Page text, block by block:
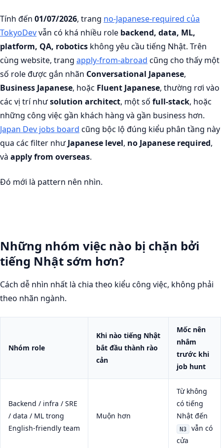
Tính đến 01/07/2026, trang no-Japanese-required của
TokyoDevvẫn có khá nhiều role backend, data, ML,
platform, QA, robotics không yêu cầu tiếng Nhật. Trên
cùng website, trang apply-from-abroad cũng cho thấy một
số role được gắn nhãn Conversational Japanese,
Business Japanese, hoặc Fluent Japanese, thường rơi vào
các vị trí nhưsolution architect, một số full-stack, hoặc
những công việc gần khách hàng và gần business hơn.
Japan Dev jobs board cũng bộc lộ đúng kiểu phân tầng này
qua các filter nhưJapanese level, no Japanese required,
và apply from overseas.
Đó mới là pattern nên nhìn.
Những nhóm việc nào bị chặn bởi
tiếng Nhật sớm hơn?
Cách dễ nhìn nhất là chia theo kiểu công việc, không phải
theo nhãn ngành.
Nhóm role
Khi nào tiếng Nhật
bắt đầu thành rào
cản
Mốc nên
nhắm
trước khi
job hunt
Backend / infra / SRE
/ data / ML trong
English-friendly team
Muộn hơn
Từ không
có tiếng
Nhật đến
N3
vẫn có
cửa